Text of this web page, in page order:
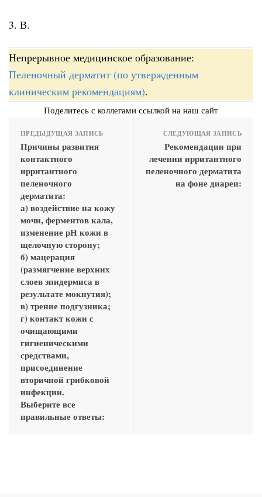
3. В.
Непрерывное медицинское образование:
Пеленочный дерматит (по утвержденным
клиническим рекомендациям).
Поделитесь с коллегами ссылкой на наш сайт
ПРЕДЫДУЩАЯ ЗАПИСЬ
Причины развития
контактного
ирритантного
пеленочного
дерматита:
а) воздействие на кожу
мочи, ферментов кала,
изменение рН кожи в
щелочную сторону;
б) мацерация
(размягчение верхних
слоев эпидермиса в
результате мокнутия);
в) трение подгузника;
г) контакт кожи с
очищающими
гигиеническими
средствами,
присоединение
вторичной грибковой
инфекции.
Выберите все
правильные ответы:
СЛЕДУЮЩАЯ ЗАПИСЬ
Рекомендации при
лечении ирритантного
пеленочного дерматита
на фоне диареи: